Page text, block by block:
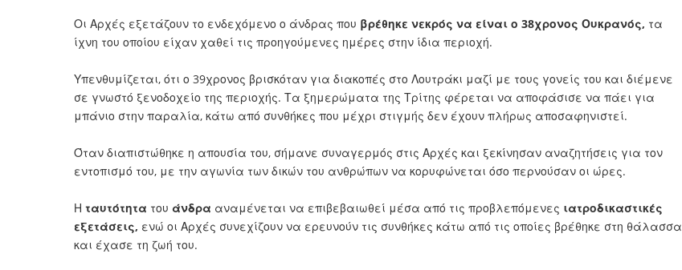
Οι Αρχές εξετάζουν το ενδεχόμενο ο άνδρας που βρέθηκε νεκρός να είναι ο 38χρονος Ουκρανός, τα
ίχνη του οποίου είχαν χαθεί τις προηγούμενες ημέρες στην ίδια περιοχή.
Υπενθυμίζεται, ότι ο 39χρονος βρισκόταν για διακοπές στο Λουτράκι μαζί με τους γονείς του και διέμενε
σε γνωστό ξενοδοχείο της περιοχής. Τα ξημερώματα της Τρίτης φέρεται να αποφάσισε να πάει για
μπάνιο στην παραλία, κάτω από συνθήκες που μέχρι στιγμής δεν έχουν πλήρως αποσαφηνιστεί.
Όταν διαπιστώθηκε η απουσία του, σήμανε συναγερμός στις Αρχές και ξεκίνησαν αναζητήσεις για τον
εντοπισμό του, με την αγωνία των δικών του ανθρώπων να κορυφώνεται όσο περνούσαν οι ώρες.
Η ταυτότητα του άνδρα αναμένεται να επιβεβαιωθεί μέσα από τις προβλεπόμενες ιατροδικαστικές
εξετάσεις, ενώ οι Αρχές συνεχίζουν να ερευνούν τις συνθήκες κάτω από τις οποίες βρέθηκε στη θάλασσα
και έχασε τη ζωή του.